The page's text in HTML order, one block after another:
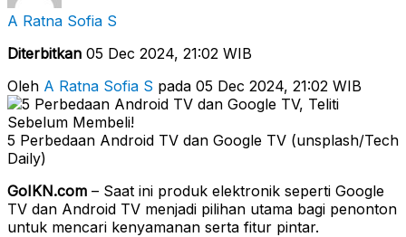
A Ratna Sofia S
Diterbitkan 05 Dec 2024, 21:02 WIB
Oleh A Ratna Sofia S pada 05 Dec 2024, 21:02 WIB
5 Perbedaan Android TV dan Google TV (unsplash/Tech
Daily)
GoIKN.com – Saat ini produk elektronik seperti Google
TV dan Android TV menjadi pilihan utama bagi penonton
untuk mencari kenyamanan serta fitur pintar.